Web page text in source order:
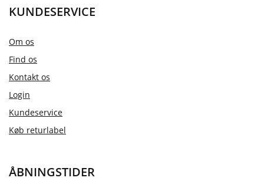
KUNDESERVICE
Om os
Find os
Kontakt os
Login
Kundeservice
Køb returlabel
ÅBNINGSTIDER